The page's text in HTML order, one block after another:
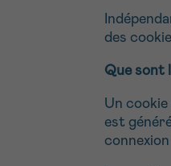
des
Que sont
Un
est